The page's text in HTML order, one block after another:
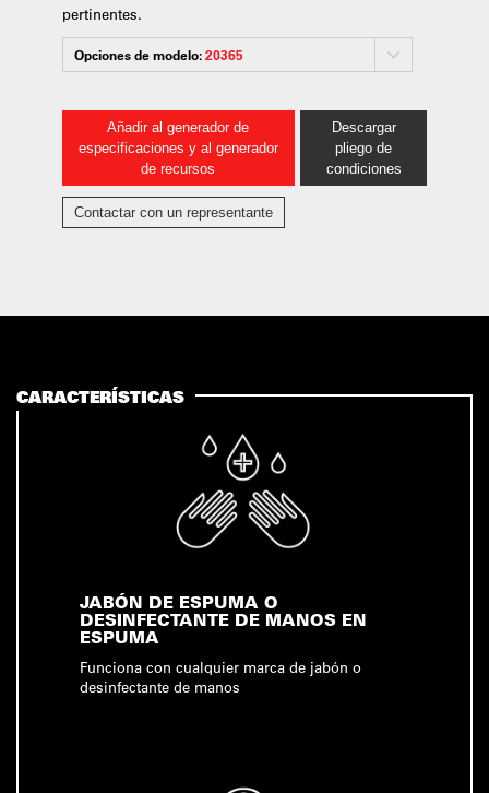
pertinentes.
Opciones de modelo:20365
Añadir al generador de
especificaciones y al generador
de recursos
Descargar
pliego de
condiciones
Contactar con un representante
CARACTERÍSTICAS
JABÓN DE ESPUMA O
DESINFECTANTE DE MANOS EN
ESPUMA
Funciona con cualquier marca de jabón o
desinfectante de manos